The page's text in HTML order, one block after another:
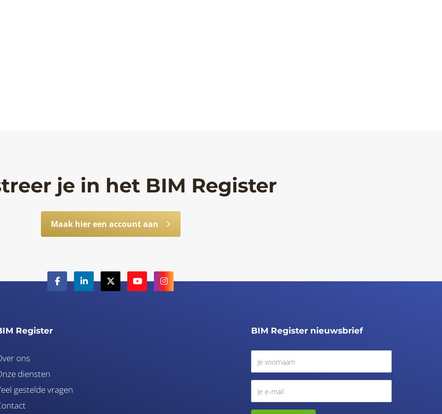
je in het BIM Register
Maak hier een account aan
Register
ons
diensten
gestelde vragen
BIM Register nieuwsbrief